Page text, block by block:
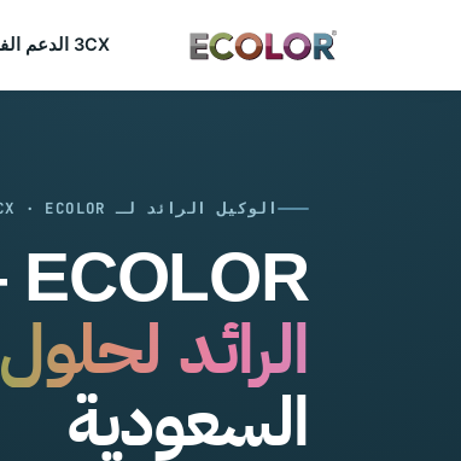
3CX الدعم الفني
الوكيل الرائد لـ 3CX · ECOLOR
ECOLOR —
الرائد لحلول 3CX
السعودية